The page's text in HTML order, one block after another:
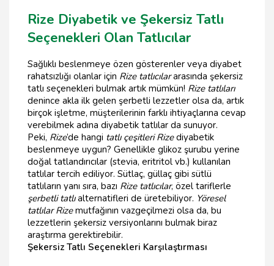
Rize Diyabetik ve Şekersiz Tatlı
Seçenekleri Olan Tatlıcılar
Sağlıklı beslenmeye özen gösterenler veya diyabet
rahatsızlığı olanlar için Rize tatlıcılararasında şekersiz
tatlı seçenekleri bulmak artık mümkün! Rize tatlıları
denince akla ilk gelen şerbetli lezzetler olsa da, artık
birçok işletme, müşterilerinin farklı ihtiyaçlarına cevap
verebilmek adına diyabetik tatlılar da sunuyor.
Peki, Rize’de hangi tatlı çeşitleri Rizediyabetik
beslenmeye uygun? Genellikle glikoz şurubu yerine
doğal tatlandırıcılar (stevia, eritritol vb.) kullanılan
tatlılar tercih ediliyor. Sütlaç, güllaç gibi sütlü
tatlıların yanı sıra, bazı Rize tatlıcılar, özel tariflerle
şerbetli tatlıalternatifleri de üretebiliyor. Yöresel
tatlılar Rizemutfağının vazgeçilmezi olsa da, bu
lezzetlerin şekersiz versiyonlarını bulmak biraz
araştırma gerektirebilir.
Şekersiz Tatlı Seçenekleri Karşılaştırması